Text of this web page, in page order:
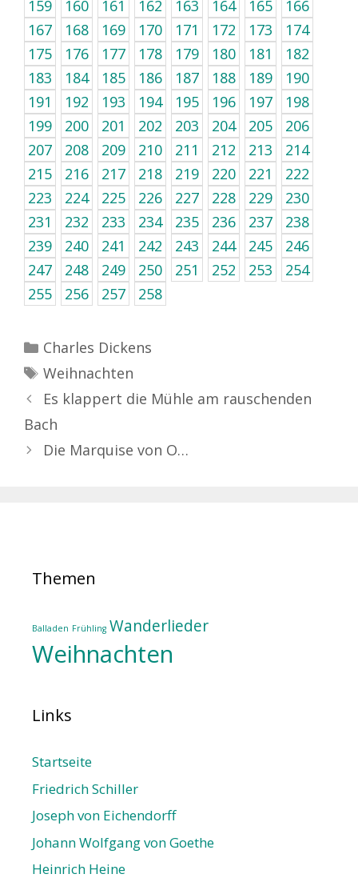
159
160 161 162 163 164 165
166
167
168 169 170 171 172 173
174
175
176 177 178 179 180 181
182
183
184 185 186 187 188 189
190
191
192 193 194 195 196 197
198
199
200 201 202 203 204 205
206
207
208 209 210 211 212 213
214
215
216 217 218 219 220 221
222
223
224 225 226 227 228 229
230
231
232 233 234 235 236 237
238
239
240 241 242 243 244 245
246
247
248 249 250 251 252 253
254
255
256 257 258
Kategorien
Charles Dickens
Schlagwörter
Weihnachten
Es klappert die Mühle am rauschenden
Bach
Die Marquise von O…
Themen
Balladen Frühling Wanderlieder
Weihnachten
Links
Startseite
Friedrich Schiller
Joseph von Eichendorff
Johann Wolfgang von Goethe
Heinrich Heine